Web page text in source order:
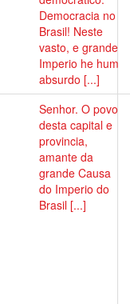
Democracia no
Brasil! Neste
vasto, e grande
Imperio he hum
absurdo [...]
Senhor. O povo
desta capital e
provincia,
amante da
grande Causa
do Imperio do
Brasil [...]